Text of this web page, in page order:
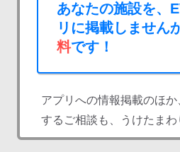
あなたの施設を、
リに掲載しません
料です！
アプリへの情報掲載のほ
するご相談も、うけたまわ